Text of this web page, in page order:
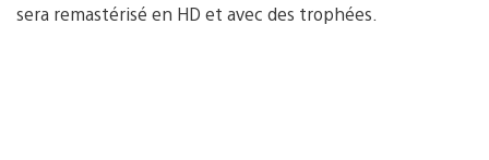
sera remastérisé en HD et avec des trophées.